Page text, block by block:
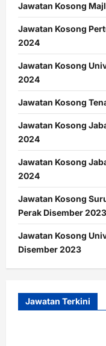
Jawatan Kosong
Jawatan Kosong
2024
Jawatan Kosong
2024
Jawatan Kosong
Jawatan Kosong
2024
Jawatan Kosong
2024
Jawatan Kosong
Perak Disember 2023
Jawatan Kosong
Disember 2023
Jawatan Terkini